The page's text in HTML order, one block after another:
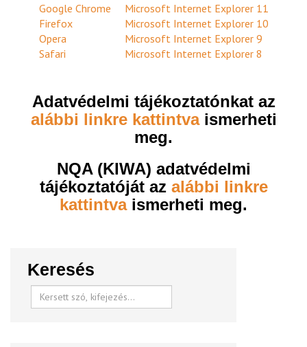
Google Chrome
Microsoft Internet Explorer 11
Firefox
Microsoft Internet Explorer 10
Opera
Microsoft Internet Explorer 9
Safari
Microsoft Internet Explorer 8
Adatvédelmi tájékoztatónkat az
alábbi linkre kattintvaismerheti
meg.
NQA (KIWA) adatvédelmi
tájékoztatóját az alábbi linkre
kattintvaismerheti meg.
Keresés